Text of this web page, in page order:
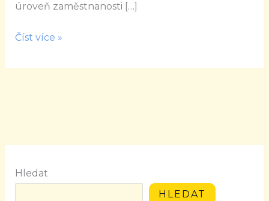
úroveň zaměstnanosti […]
Číst více »
Hledat
HLEDAT